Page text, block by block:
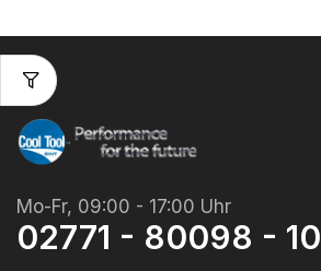
Mo-Fr, 09:00 - 17:00 Uhr
02771 - 80098 - 10